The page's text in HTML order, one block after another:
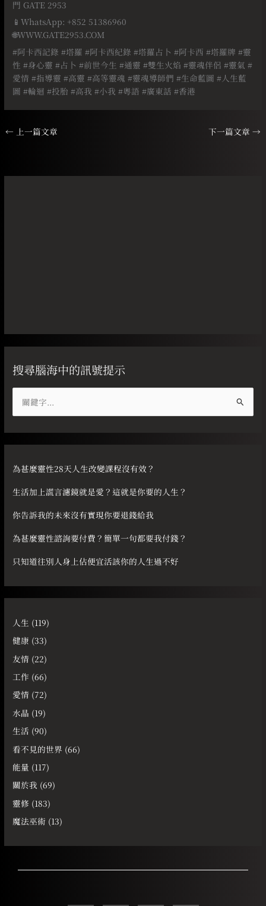
門 GATE 2953
📱WhatsApp: +852 51386960
🌐WWW.GATE2953.COM
#阿卡西記錄 #塔羅 #阿卡西紀錄 #塔羅占卜 #阿卡西 #塔羅牌 #靈
性 #身心靈 #占卜 #前世今生 #通靈 #雙生火焰 #靈魂伴侶 #靈氣 #
愛情 #指導靈 #高靈 #高等靈魂 #靈魂導師們 #生命藍圖 #人生藍
圖 #輪迴 #投胎 #高我 #小我 #粵語 #廣東話 #香港
← 上一篇文章 下一篇文章 →
搜尋腦海中的訊號提示
尋
關
字
為甚麼靈性28天人生改變課程沒有效？
生活加上謊言濾鏡就是愛？這就是你要的人生？
你告訴我的未來沒有實現你要退錢給我
為甚麼靈性諮詢要付費？簡單一句都要我付錢？
只知道往別人身上佔便宜活該你的人生過不好
人生 (119)
健康 (33)
友情 (22)
工作 (66)
愛情 (72)
水晶 (19)
生活 (90)
看不見的世界 (66)
能量 (117)
關於我 (69)
靈修 (183)
魔法巫術 (13)